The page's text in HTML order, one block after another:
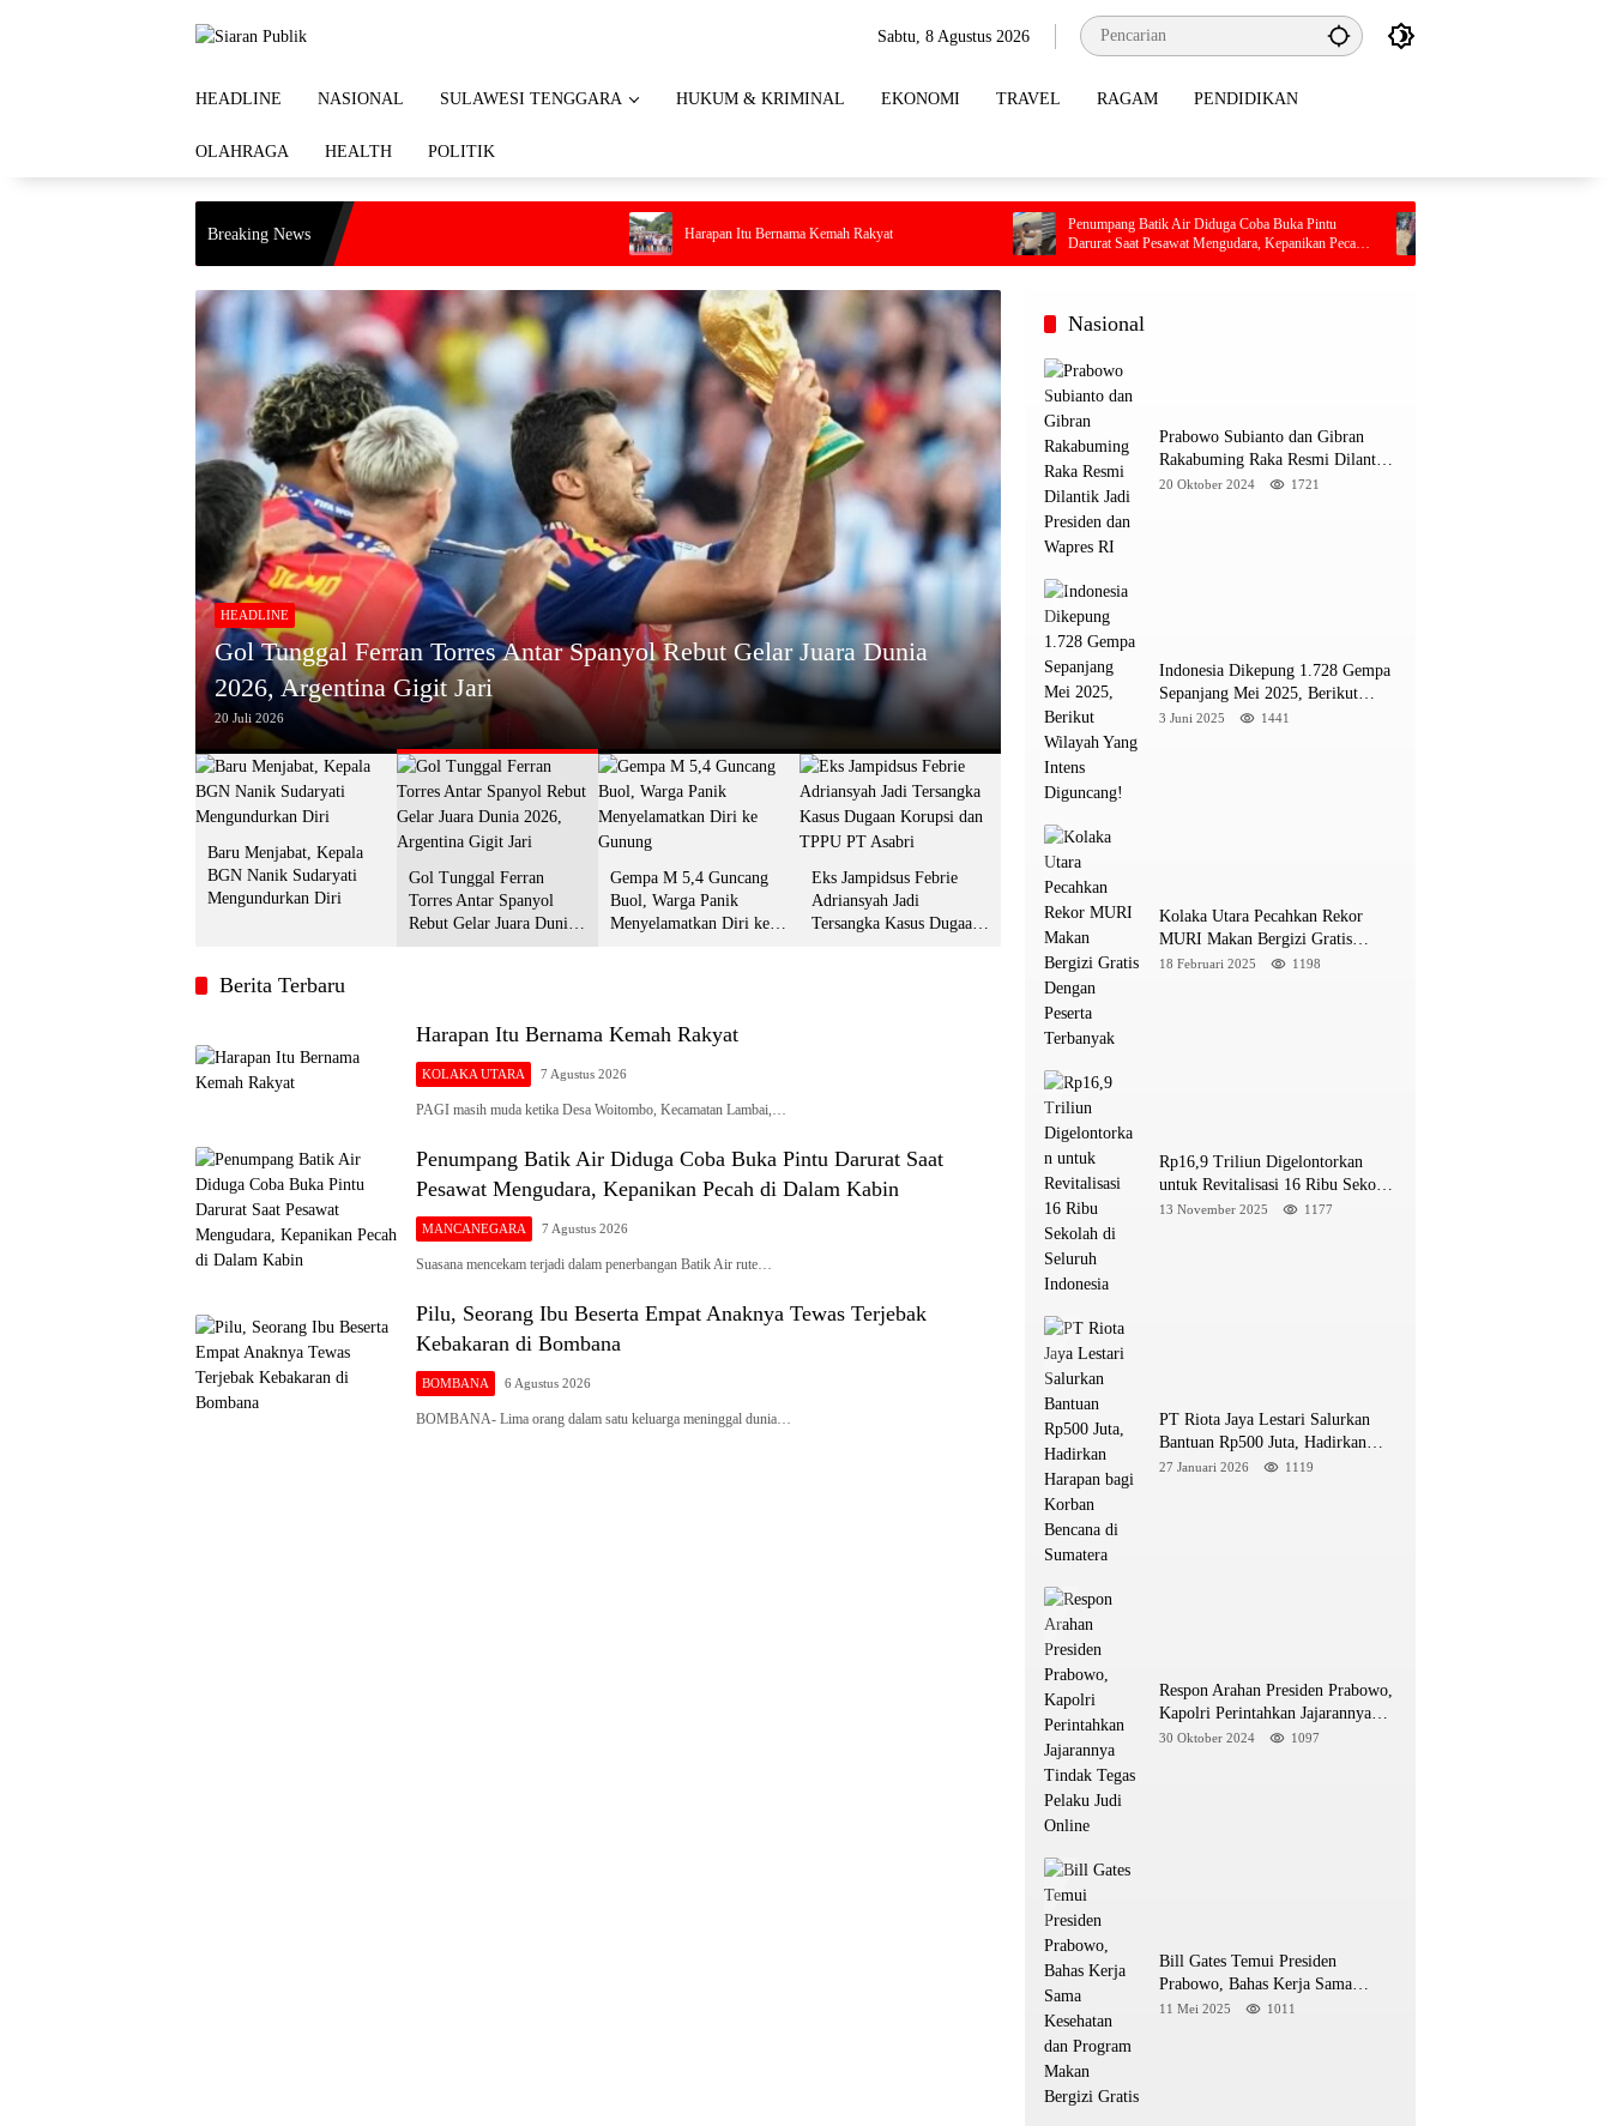
Sabtu, 8 Agustus 2026
HEADLINE NASIONAL SULAWESI TENGGARA HUKUM & KRIMINAL EKONOMI TRAVEL RAGAM PENDIDIKAN
OLAHRAGA HEALTH POLITIK
Breaking News Harapan Itu Bernama Kemah Rakyat
Penumpang Batik Air Diduga Coba Buka Pintu
Darurat Saat Pesawat Mengudara, Kepanikan Pecah
di Dalam Kabin
Pilu, Seorang Ibu Beserta Empat Anaknya
Terjebak Kebakaran di Bombana
HEADLINE
Gol Tunggal Ferran Torres Antar Spanyol Rebut Gelar Juara Dunia
2026, Argentina Gigit Jari
20 Juli 2026
HEADLINE
Gempa M 5,4 Guncang Buol, Warga Panik
Gunung
13 Juli 2026
Baru Menjabat, Kepala
BGN Nanik Sudaryati
Mengundurkan Diri
Gol Tunggal Ferran
Torres Antar Spanyol
Rebut Gelar Juara Dunia
2026, Argentina Gigit Jari
Gempa M 5,4 Guncang
Buol, Warga Panik
Menyelamatkan Diri ke
Eks Jampidsus Febrie
Adriansyah Jadi
Tersangka Kasus Dugaan
Berita Terbaru
Harapan Itu Bernama Kemah Rakyat
KOLAKA UTARA 7 Agustus 2026
PAGI masih muda ketika Desa Woitombo, Kecamatan Lambai,…
Penumpang Batik Air Diduga Coba Buka Pintu Darurat Saat
Pesawat Mengudara, Kepanikan Pecah di Dalam Kabin
MANCANEGARA 7 Agustus 2026
Suasana mencekam terjadi dalam penerbangan Batik Air rute…
Pilu, Seorang Ibu Beserta Empat Anaknya Tewas Terjebak
Kebakaran di Bombana
BOMBANA 6 Agustus 2026
BOMBANA- Lima orang dalam satu keluarga meninggal dunia…
Nasional
Prabowo Subianto dan Gibran
Rakabuming Raka Resmi Dilantik
Jadi Presiden dan Wapres RI
20 Oktober 2024 1721
Indonesia Dikepung 1.728 Gempa
Sepanjang Mei 2025, Berikut
Wilayah Yang Intens Diguncang!
3 Juni 2025 1441
Kolaka Utara Pecahkan Rekor
MURI Makan Bergizi Gratis
Dengan Peserta Terbanyak
18 Februari 2025 1198
Rp16,9 Triliun Digelontorkan
untuk Revitalisasi 16 Ribu Sekolah
di Seluruh Indonesia
13 November 2025 1177
PT Riota Jaya Lestari Salurkan
Bantuan Rp500 Juta, Hadirkan
Harapan bagi Korban Bencana di
27 Januari 2026 1119
Respon Arahan Presiden Prabowo,
Kapolri Perintahkan Jajarannya
Tindak Tegas Pelaku Judi Online
30 Oktober 2024 1097
Bill Gates Temui Presiden
Prabowo, Bahas Kerja Sama
Kesehatan dan Program Makan
11 Mei 2025 1011